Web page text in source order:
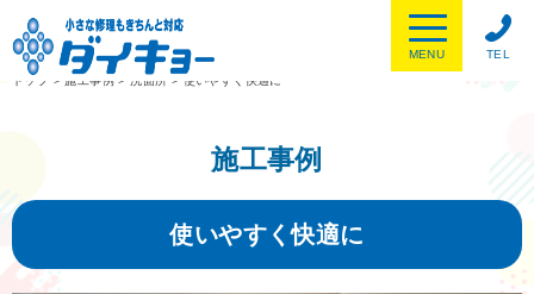
TEL
MENU
トップ
> 施工事例 > 洗面所 > 使いやすく快適に
施工事例
使いやすく快適に